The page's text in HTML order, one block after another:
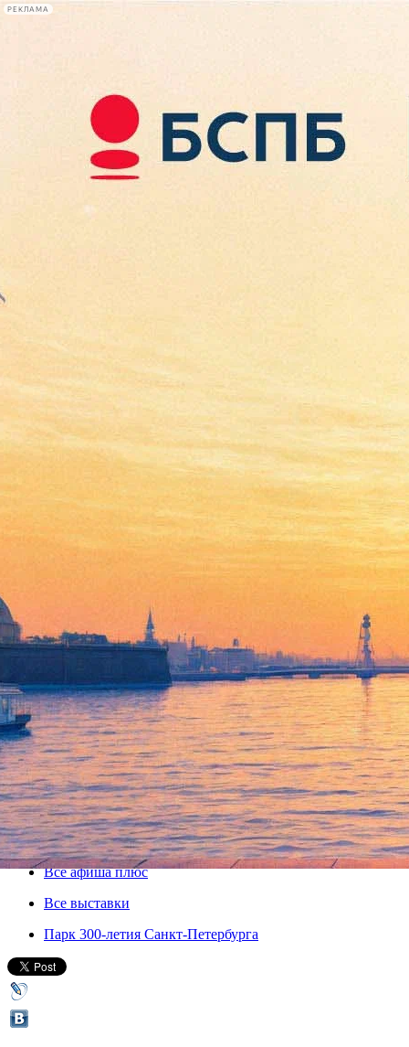
РЕКЛАМА
Сегодня:
2026.08.09
17:07
Афиша Plus
В Парка 300-летия устроят
катание на БТР
07 мая 2016, суббота-09 мая 2016, понедельник
Версия для печати
Все афиша плюс
Все выставки
Парк 300-летия Санкт-Петербурга